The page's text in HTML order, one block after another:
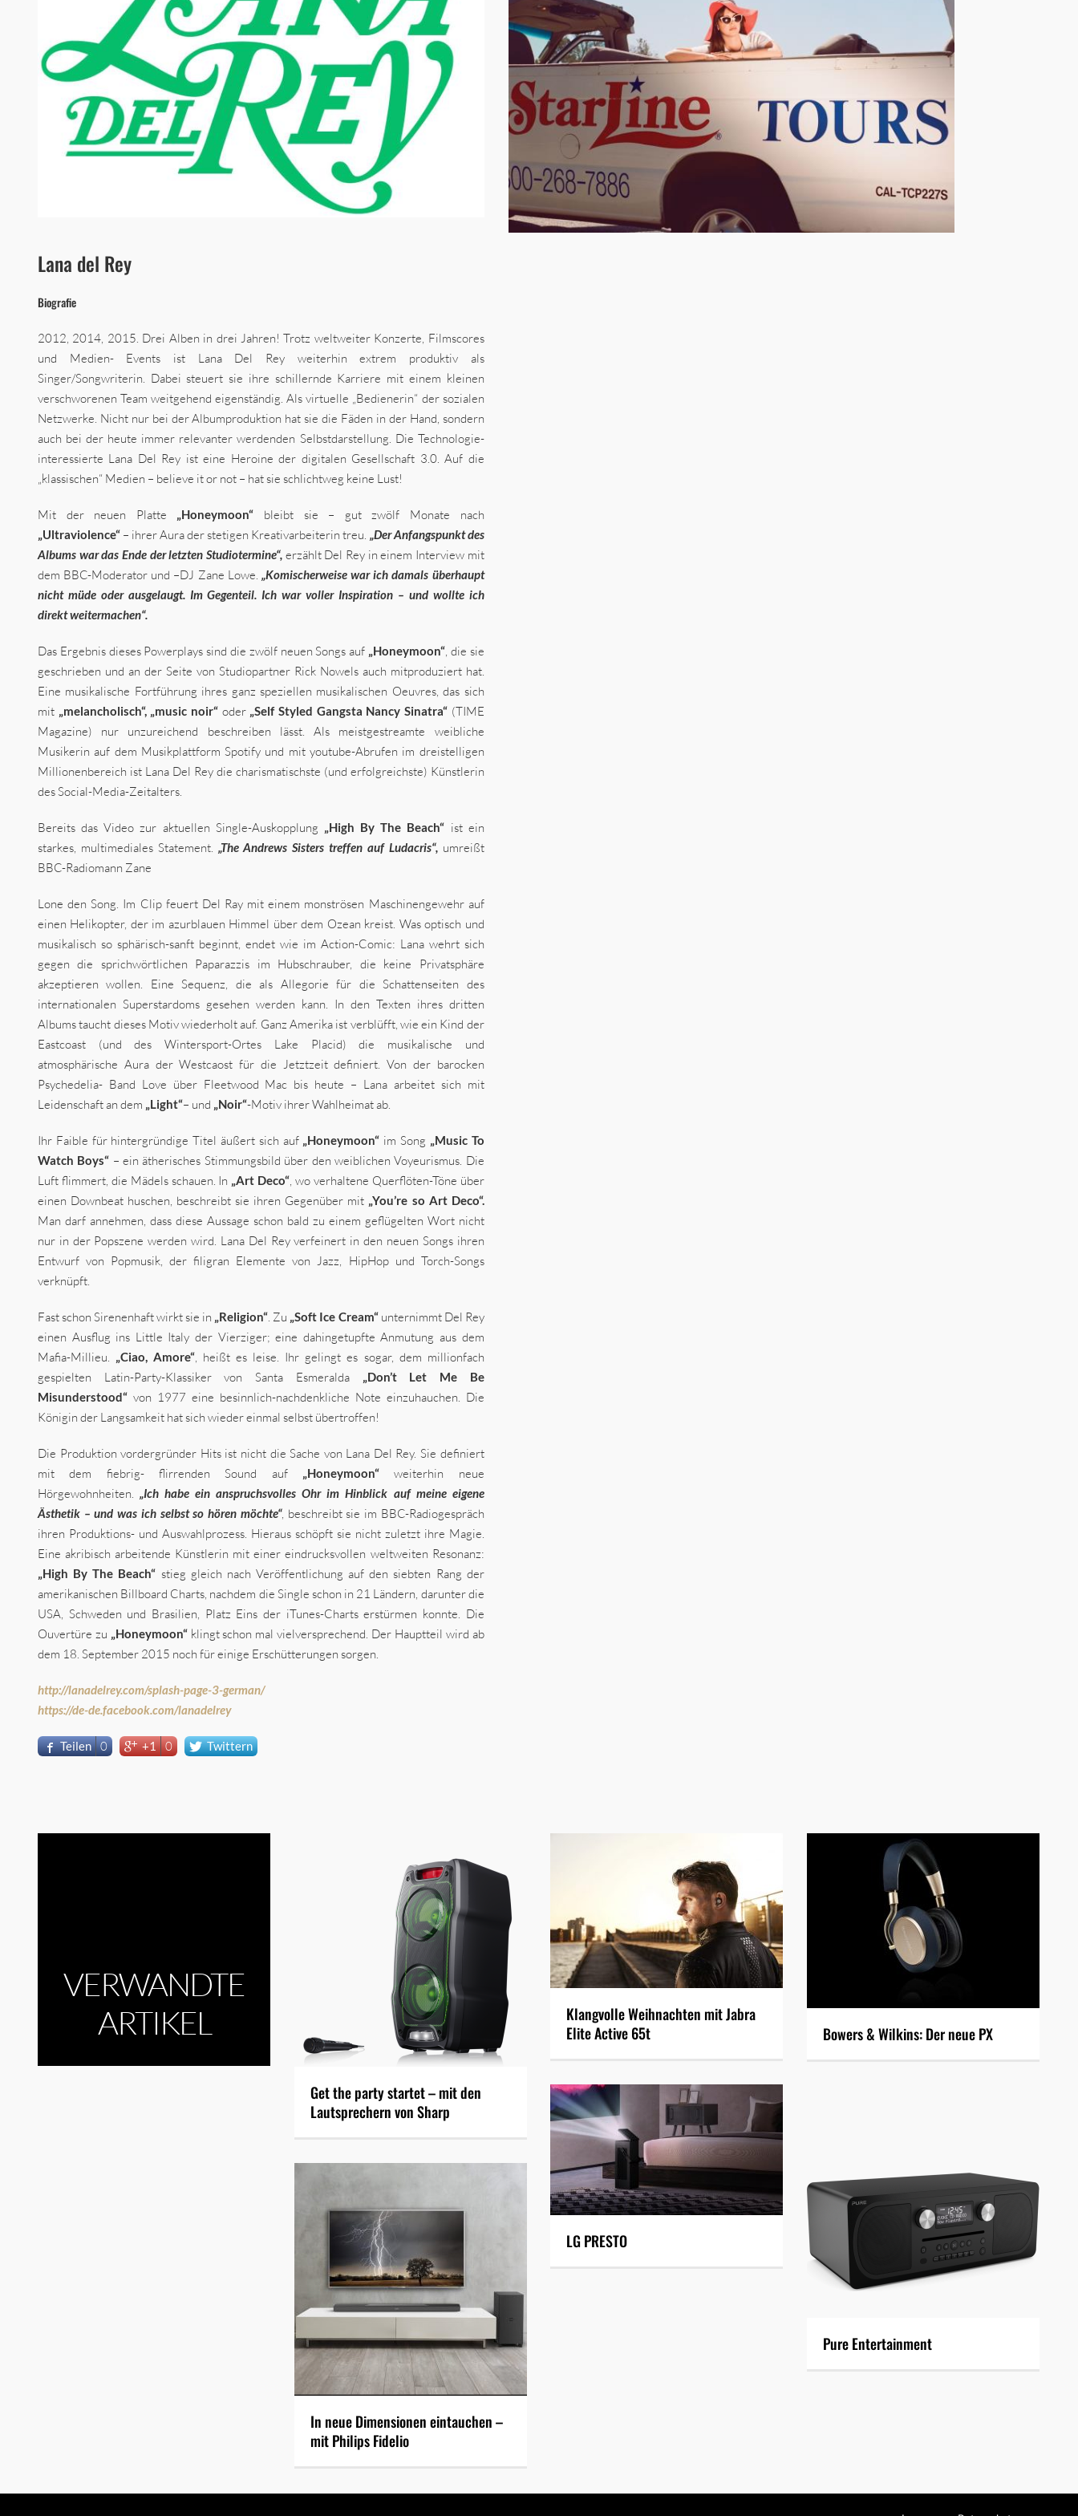
Lana del Rey
Biografie
2012, 2014, 2015. Drei Alben in drei Jahren! Trotz weltweiter Konzerte, Filmscores
und Medien- Events ist Lana Del Rey weiterhin extrem produktiv als
Singer/Songwriterin. Dabei steuert sie ihre schillernde Karriere mit einem kleinen
verschworenen Team weitgehend eigenständig. Als virtuelle „Bedienerin“ der sozialen
Netzwerke. Nicht nur bei der Albumproduktion hat sie die Fäden in der Hand, sondern
auch bei der heute immer relevanter werdenden Selbstdarstellung. Die Technologie-
interessierte Lana Del Rey ist eine Heroine der digitalen Gesellschaft 3.0. Auf die
„klassischen“ Medien – believe it or not – hat sie schlichtweg keine Lust!
Mit der neuen Platte „Honeymoon“ bleibt sie – gut zwölf Monate nach
„Ultraviolence“ – ihrer Aura der stetigen Kreativarbeiterin treu. „Der Anfangspunkt des
Albums war das Ende der letzten Studiotermine“, erzählt Del Rey in einem Interview mit
dem BBC-Moderator und –DJ Zane Lowe. „Komischerweise war ich damals überhaupt
nicht müde oder ausgelaugt. Im Gegenteil. Ich war voller Inspiration – und wollte ich
direkt weitermachen“.
Das Ergebnis dieses Powerplays sind die zwölf neuen Songs auf „Honeymoon“, die sie
geschrieben und an der Seite von Studiopartner Rick Nowels auch mitproduziert hat.
Eine musikalische Fortführung ihres ganz speziellen musikalischen Oeuvres, das sich
mit „melancholisch“, „music noir“ oder „Self Styled Gangsta Nancy Sinatra“ (TIME
Magazine) nur unzureichend beschreiben lässt. Als meistgestreamte weibliche
Musikerin auf dem Musikplattform Spotify und mit youtube-Abrufen im dreistelligen
Millionenbereich ist Lana Del Rey die charismatischste (und erfolgreichste) Künstlerin
des Social-Media-Zeitalters.
Bereits das Video zur aktuellen Single-Auskopplung „High By The Beach“ ist ein
starkes, multimediales Statement. „The Andrews Sisters treffen auf Ludacris“,umreißt
BBC-Radiomann Zane
Lone den Song. Im Clip feuert Del Ray mit einem monströsen Maschinengewehr auf
einen Helikopter, der im azurblauen Himmel über dem Ozean kreist. Was optisch und
musikalisch so sphärisch-sanft beginnt, endet wie im Action-Comic: Lana wehrt sich
gegen die sprichwörtlichen Paparazzis im Hubschrauber, die keine Privatsphäre
akzeptieren wollen. Eine Sequenz, die als Allegorie für die Schattenseiten des
internationalen Superstardoms gesehen werden kann. In den Texten ihres dritten
Albums taucht dieses Motiv wiederholt auf. Ganz Amerika ist verblüfft, wie ein Kind der
Eastcoast (und des Wintersport-Ortes Lake Placid) die musikalische und
atmosphärische Aura der Westcaost für die Jetztzeit definiert. Von der barocken
Psychedelia- Band Love über Fleetwood Mac bis heute – Lana arbeitet sich mit
Leidenschaft an dem „Light“– und „Noir“-Motiv ihrer Wahlheimat ab.
Ihr Faible für hintergründige Titel äußert sich auf „Honeymoon“ im Song „Music To
Watch Boys“ – ein ätherisches Stimmungsbild über den weiblichen Voyeurismus. Die
Luft flimmert, die Mädels schauen. In „Art Deco“, wo verhaltene Querflöten-Töne über
einen Downbeat huschen, beschreibt sie ihren Gegenüber mit „You’re so Art Deco“.
Man darf annehmen, dass diese Aussage schon bald zu einem geflügelten Wort nicht
nur in der Popszene werden wird. Lana Del Rey verfeinert in den neuen Songs ihren
Entwurf von Popmusik, der filigran Elemente von Jazz, HipHop und Torch-Songs
verknüpft.
Fast schon Sirenenhaft wirkt sie in „Religion“. Zu „Soft Ice Cream“unternimmt Del Rey
einen Ausflug ins Little Italy der Vierziger; eine dahingetupfte Anmutung aus dem
Mafia-Millieu. „Ciao, Amore“, heißt es leise. Ihr gelingt es sogar, dem millionfach
gespielten Latin-Party-Klassiker von Santa Esmeralda
„Don’t Let Me Be
Misunderstood“ von 1977 eine besinnlich-nachdenkliche Note einzuhauchen. Die
Königin der Langsamkeit hat sich wieder einmal selbst übertroffen!
Die Produktion vordergründer Hits ist nicht die Sache von Lana Del Rey. Sie definiert
mit dem fiebrig- flirrenden Sound auf „Honeymoon“ weiterhin neue
Hörgewohnheiten.„Ich habe ein anspruchsvolles Ohr im Hinblick auf meine eigene
Ästhetik – und was ich selbst so hören möchte“, beschreibt sie im BBC-Radiogespräch
ihren Produktions- und Auswahlprozess. Hieraus schöpft sie nicht zuletzt ihre Magie.
Eine akribisch arbeitende Künstlerin mit einer eindrucksvollen weltweiten Resonanz:
„High By The Beach“ stieg gleich nach Veröffentlichung auf den siebten Rang der
amerikanischen Billboard Charts, nachdem die Single schon in 21 Ländern, darunter die
USA, Schweden und Brasilien, Platz Eins der iTunes-Charts erstürmen konnte. Die
Ouvertüre zu „Honeymoon“klingt schon mal vielversprechend. Der Hauptteil wird ab
dem 18. September 2015 noch für einige Erschütterungen sorgen.
http://lanadelrey.com/splash-page-3-german/
https://de-de.facebook.com/lanadelrey
Teilen 0 +1 0 Twittern
VERWANDTE
ARTIKEL
Get the party startet – mit den
Lautsprechern von Sharp
Klangvolle Weihnachten mit Jabra
Elite Active 65t
Bowers & Wilkins: Der neue PX
LG PRESTO
Pure Entertainment
In neue Dimensionen eintauchen –
mit Philips Fidelio